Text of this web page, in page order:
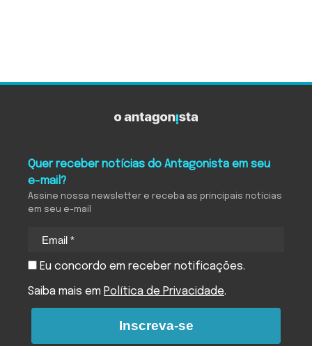
Quer receber notícias do Antagonista em seu
e-mail?
Assine nossa newsletter e receba as principais notícias
em seu e-mail
Eu concordo em receber notificações.
Saiba mais em Política de Privacidade.
Inscreva-se